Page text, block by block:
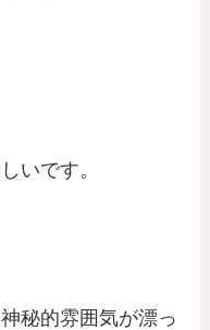
いです。
秘的雰囲気が漂っ